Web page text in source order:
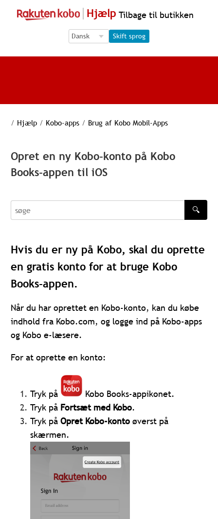
Hjælp Tilbage til butikken
Language Selection
Language Selection
Skift sprog
/ Hjælp / Kobo-apps / Brug af Kobo Mobil-Apps
Opret en ny Kobo-konto på Kobo
Books-appen til iOS
søge
🔍
Hvis du er ny på Kobo, skal du oprette
en gratis konto for at bruge Kobo
Books-appen.
Når du har oprettet en Kobo-konto, kan du købe
indhold fra Kobo.com, og logge ind på Kobo-apps
og Kobo e-læsere.
For at oprette en konto:
Tryk på
Kobo Books-appikonet.
Tryk på Fortsæt med Kobo.
Tryk påOpret Kobo-konto øverst på
skærmen.